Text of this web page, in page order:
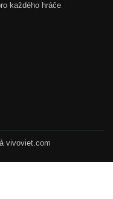
každého hráče
vivoviet.com